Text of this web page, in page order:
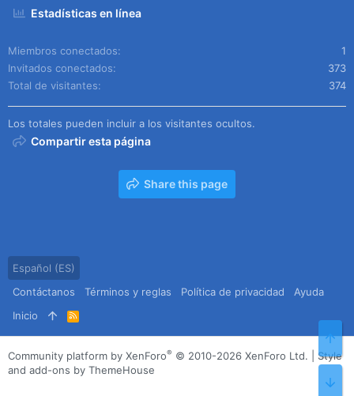
Estadísticas en línea
Miembros conectados
1
Invitados conectados
373
Total de visitantes
374
Los totales pueden incluir a los visitantes ocultos.
Compartir esta página
Share this page
Español (ES)
Contáctanos
Términos y reglas Política de privacidad
Ayuda
Inicio
R
S
S
Community platform by XenForo® © 2010-2026 XenForo Ltd.
Style
and add-ons by ThemeHouse